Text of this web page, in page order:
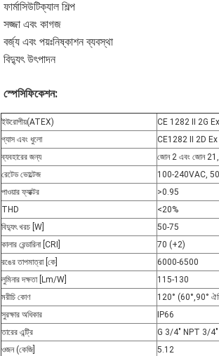
ফার্মাসিউটিক্যাল শিল্প
সজ্জা এবং কাগজ
বর্জ্য এবং পয়ঃনিষ্কাশন ব্যবস্থা
বিদ্যুৎ উৎপাদন
স্পেসিফিকেশন:
ইউরোপীয়(ATEX)
CE 1282 II 2G
গ্যাস এবং ধুলো
CE1282 II 2D
ব্যবহারের জন্য
জোন 2 এবং জোন
রেটেড ভোল্টেজ
100-240VAC,
পাওয়ার ফ্যাক্টর
>0.95
THD
<20%
বিদ্যুৎ খরচ [W]
50-75
কালার রেন্ডারিনা [CRI]
70 (+2)
রঙের তাপমাত্রা [কে]
6000-6500
লুমিনার দক্ষতা [Lm/W]
115-130
মরীচি কোণ
120° (60°,90°
সুরক্ষার অধিকার
IP66
তারের এন্ট্রি
G 3/4" NPT 3/4"
ওজন (কেজি]
5.12